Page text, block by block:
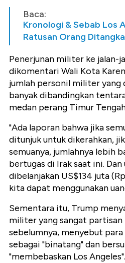
Baca:
Kronologi & Sebab Los
Ratusan Orang
Penerjunan militer ke jalan-
dikomentari Wali Kota
jumlah personil militer yang
banyak dibandingkan
medan perang Timur
"Ada laporan bahwa jika
ditunjuk untuk dikerahkan,
semuanya, jumlahnya lebih
bertugas di Irak saat ini. Dan
dibelanjakan US$134 juta
kita dapat menggunakan
Sementara itu, Trump
militer yang sangat partisan
sebelumnya, menyebut para
sebagai "binatang" dan
"membebaskan Los Angeles".